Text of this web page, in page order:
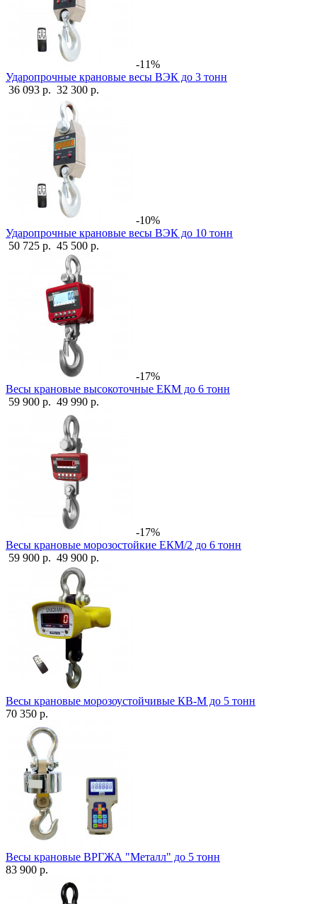
-11%
Ударопрочные крановые весы ВЭК до 3 тонн
36 093 р. 32 300 р.
-10%
Ударопрочные крановые весы ВЭК до 10 тонн
50 725 р. 45 500 р.
-17%
Весы крановые высокоточные ЕКМ до 6 тонн
59 900 р. 49 990 р.
-17%
Весы крановые морозостойкие ЕКМ/2 до 6 тонн
59 900 р. 49 900 р.
Весы крановые морозоустойчивые КВ-М до 5 тонн
70 350 р.
Весы крановые ВРГЖА "Металл" до 5 тонн
83 900 р.